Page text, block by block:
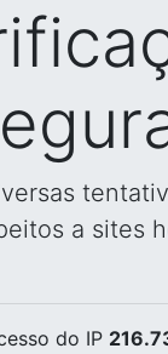
a sites
do IP